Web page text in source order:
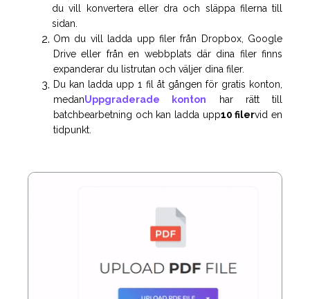
du vill konvertera eller dra och släppa filerna till
sidan.
Om du vill ladda upp filer från Dropbox, Google
Drive eller från en webbplats där dina filer finns
expanderar du listrutan och väljer dina filer.
Du kan ladda upp 1 fil åt gången för gratis konton,
medanUppgraderade konton har rätt till
batchbearbetning och kan ladda upp10 filervid en
tidpunkt.